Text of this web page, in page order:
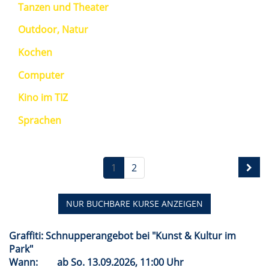
Tanzen und Theater
Outdoor, Natur
Kochen
Computer
Kino im TIZ
Sprachen
1 2
NUR BUCHBARE KURSE ANZEIGEN
Graffiti: Schnupperangebot bei "Kunst & Kultur im
Park"
Wann:
abSo. 13.09.2026, 11:00 Uhr